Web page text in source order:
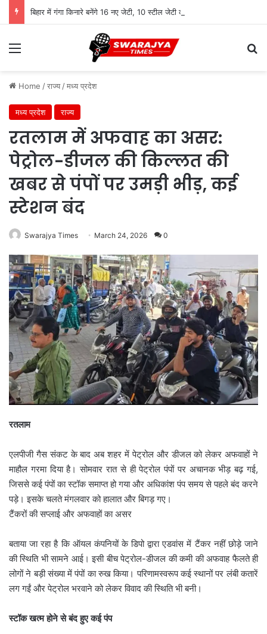
बिहार में गंगा किनारे बनेंगे 16 नए जेटी, 10 स्टील जेटी का निर्माण शुरू
Menu
Home /राज्य /मध्य प्रदेश
मध्य प्रदेश राज्य
रतलाम में अफवाह का असर:
पेट्रोल-डीजल की किल्लत की
खबर से पंपों पर उमड़ी भीड़, कई
स्टेशन बंद
Swarajya Times March 24, 2026 0
रतलाम
एलपीजी गैस संकट के बाद अब शहर में पेट्रोल और डीजल को लेकर अफवाहों ने
माहौल गरमा दिया है। सोमवार रात से ही पेट्रोल पंपों पर अचानक भीड़ बढ़ गई,
जिससे कई पंपों का स्टॉक समाप्त हो गया और अधिकांश पंप समय से पहले बंद करने
पड़े। इसके चलते मंगलवार को हालात और बिगड़ गए।
टैंकरों की सप्लाई और अफवाहों का असर
बताया जा रहा है कि ऑयल कंपनियों के डिपो द्वारा एडवांस में टैंकर नहीं छोड़े जाने
की स्थिति भी सामने आई। इसी बीच पेट्रोल-डीजल की कमी की अफवाह फैलते ही
लोगों ने बड़ी संख्या में पंपों का रुख किया। परिणामस्वरूप कई स्थानों पर लंबी कतारें
लग गईं और पेट्रोल भरवाने को लेकर विवाद की स्थिति भी बनी।
स्टॉक खत्म होने से बंद हुए कई पंप